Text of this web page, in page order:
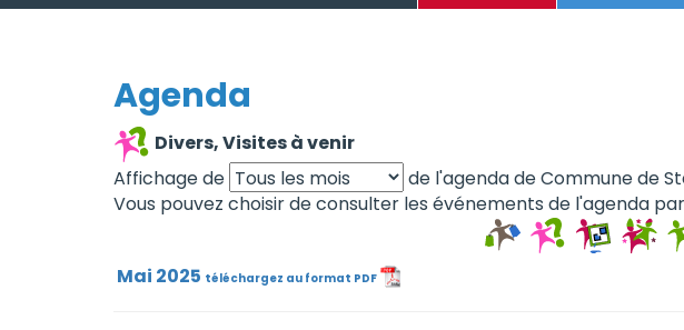
Agenda
Divers, Visites à venir
Affichage de
de l'agenda de Commune de
Vous pouvez choisir de consulter les événements de l'agenda
Mai 2025 téléchargez au format PDF